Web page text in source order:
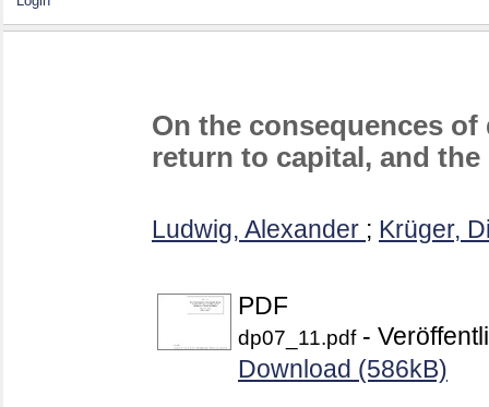
On the consequences
return to capital, and
Ludwig, Alexander ; Krüger,
PDF
dp07_11.pdf-
Download (586kB)